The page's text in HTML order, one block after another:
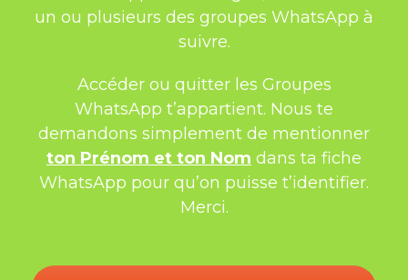
un ou plusieurs des groupes WhatsApp à
suivre.
Accéder ou quitter les Groupes
WhatsApp t’appartient. Nous te
demandons simplement de mentionner
ton Prénom et ton Nom dans ta fiche
WhatsApp pour qu’on puisse t’identifier.
Merci.